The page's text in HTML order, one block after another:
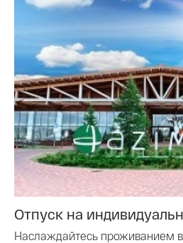
Отпуск на
Наслаждайтесь проживанием